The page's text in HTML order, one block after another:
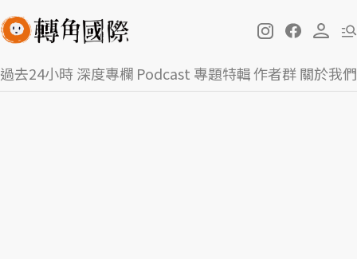
過去24小時深度專欄 Podcast 專題特輯作者群關於我們